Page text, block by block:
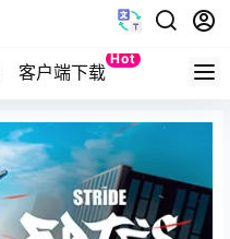
客户端下载
Hot
Quest